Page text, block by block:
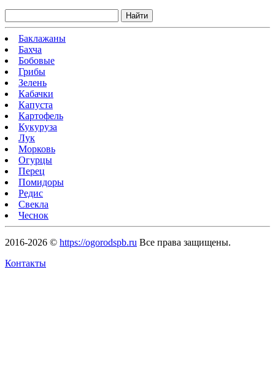
Найти
Баклажаны
Бахча
Бобовые
Грибы
Зелень
Кабачки
Капуста
Картофель
Кукуруза
Лук
Морковь
Огурцы
Перец
Помидоры
Редис
Свекла
Чеснок
2016-2026 © https://ogorodspb.ru Все права защищены.
Контакты